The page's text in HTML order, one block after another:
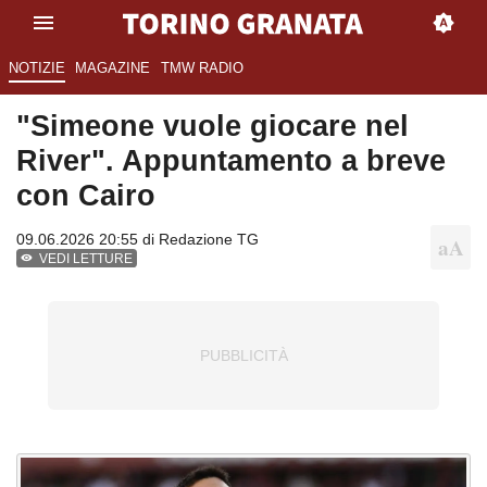
NOTIZIE MAGAZINE TMW RADIO
"Simeone vuole giocare nel
River". Appuntamento a breve
con Cairo
09.06.2026 20:55 di Redazione TG
VEDI LETTURE